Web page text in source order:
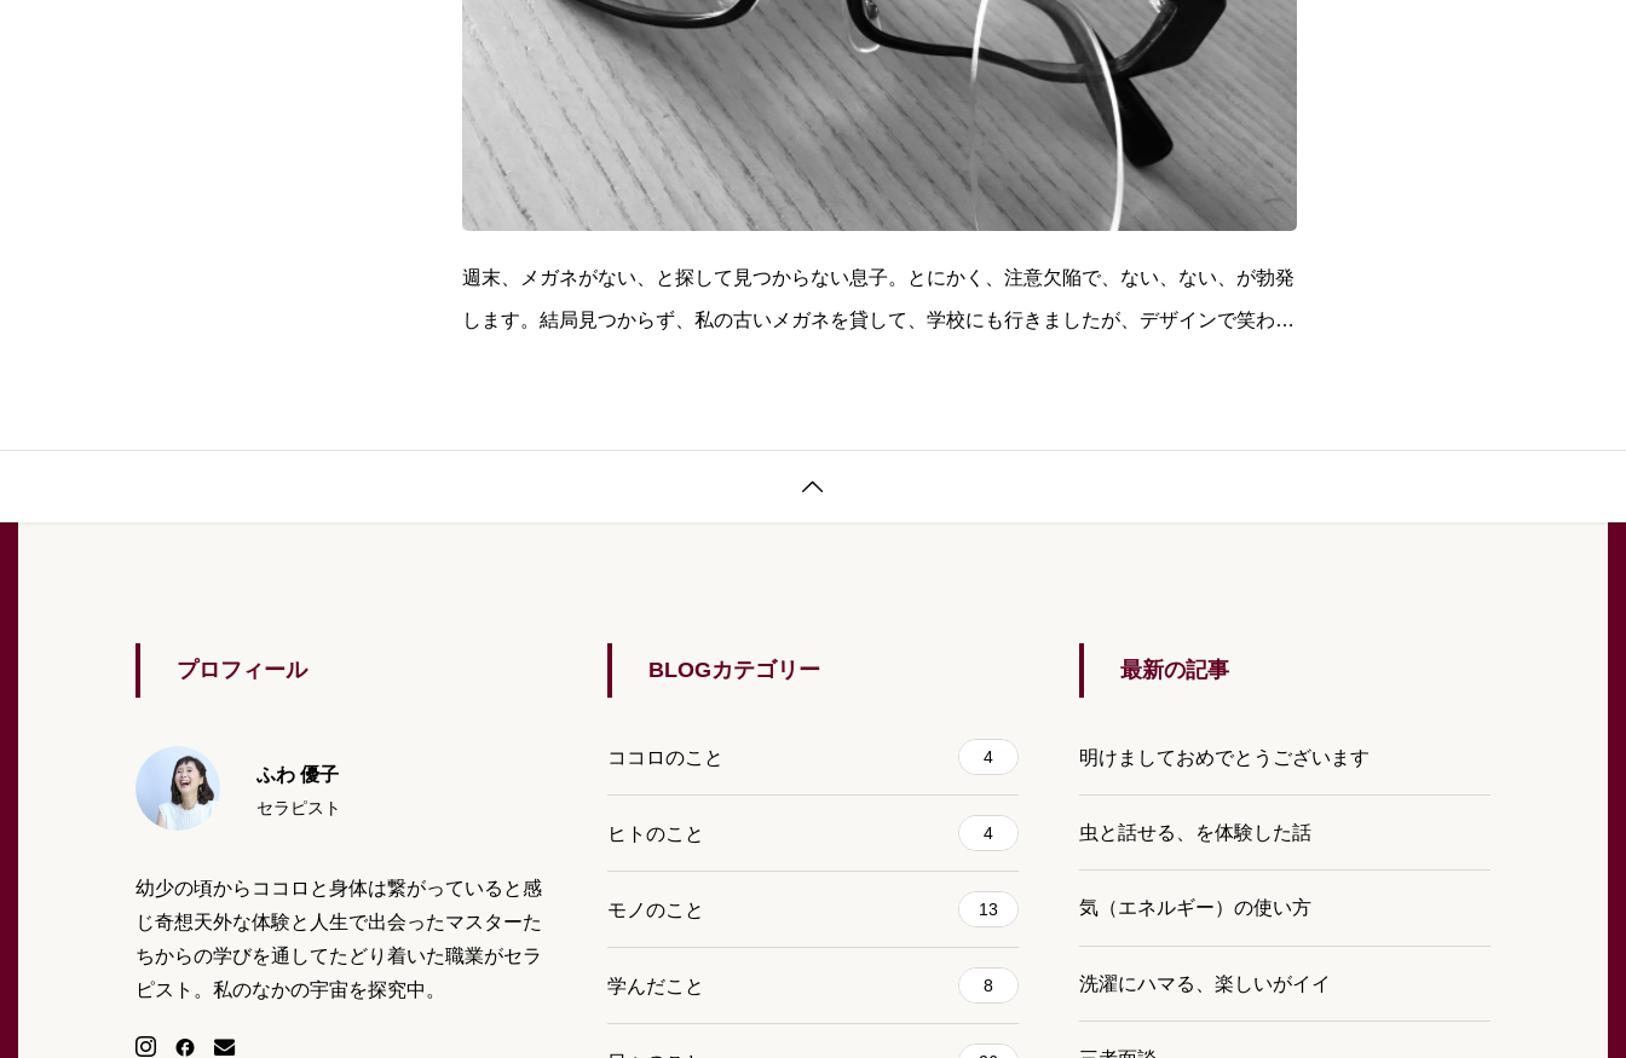
週末、メガネがない、と探して見つからない息子。とにかく、注意欠陥で、ない、ない、が勃発
します。結局見つからず、私の古いメガネを貸して、学校にも行きましたが、デザインで笑われ

プロフィール
ふわ 優子
セラピスト
幼少の頃からココロと身体は繋がっていると感
じ奇想天外な体験と人生で出会ったマスターた
ちからの学びを通してたどり着いた職業がセラ
ピスト。私のなかの宇宙を探究中。
BLOGカテゴリー
ココロのこと 4
ヒトのこと 4
モノのこと 13
学んだこと 8
最新の記事
明けましておめでとうございます
虫と話せる、を体験した話
気（エネルギー）の使い方
洗濯にハマる、楽しいがイイ